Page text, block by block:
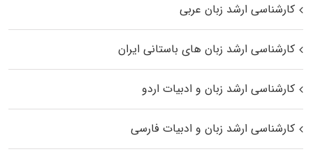
کارشناسی ارشد زبان عربی
کارشناسی ارشد زبان‌ های باستانی ایران
کارشناسی ارشد زبان و ادبیات اردو
کارشناسی ارشد زبان و ادبیات فارسی